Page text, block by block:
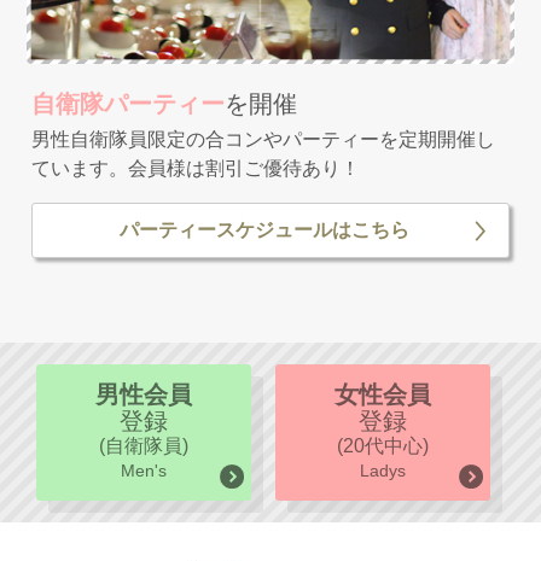
自衛隊パーティーを開催
男性自衛隊員限定の合コンやパーティーを定期開催し
ています。会員様は割引ご優待あり！
パーティースケジュールはこちら
男性会員
登録
(自衛隊員)
Men's
女性会員
登録
(20代中心)
Ladys